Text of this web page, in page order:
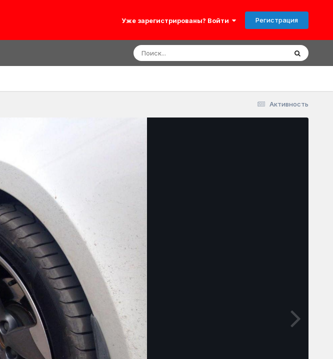
Уже зарегистрированы? Войти Регистрация
Активность